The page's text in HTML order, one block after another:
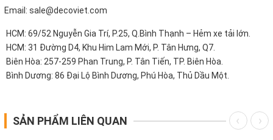
Email: sale@decoviet.com
HCM: 69/52 Nguyễn Gia Trí, P.25, Q.Bình Thạnh – Hẻm xe tải lớn.
HCM: 31 Đường D4, Khu Him Lam Mới, P. Tân Hưng, Q7.
Biên Hòa: 257-259 Phan Trung, P. Tân Tiến, TP. Biên Hòa.
Bình Dương: 86 Đại Lộ Bình Dương, Phú Hòa, Thủ Dầu Một.
SẢN PHẨM LIÊN QUAN